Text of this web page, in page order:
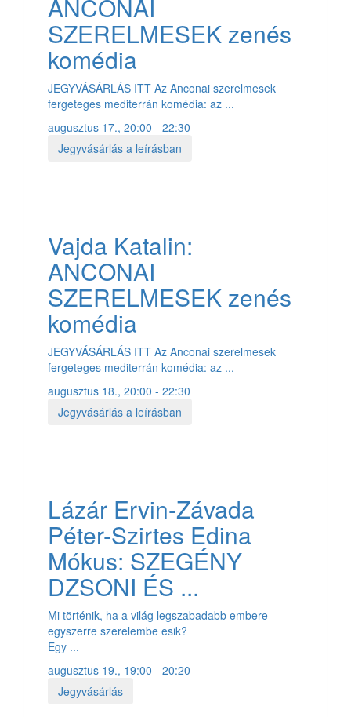
ANCONAI
SZERELMESEK zenés
komédia
JEGYVÁSÁRLÁS ITT Az Anconai szerelmesek
fergeteges mediterrán komédia: az ...
augusztus 17., 20:00 - 22:30
Jegyvásárlás a leírásban
Vajda Katalin:
ANCONAI
SZERELMESEK zenés
komédia
JEGYVÁSÁRLÁS ITT Az Anconai szerelmesek
fergeteges mediterrán komédia: az ...
augusztus 18., 20:00 - 22:30
Jegyvásárlás a leírásban
Lázár Ervin-Závada
Péter-Szirtes Edina
Mókus: SZEGÉNY
DZSONI ÉS ...
Mi történik, ha a világ legszabadabb embere
egyszerre szerelembe esik?
Egy ...
augusztus 19., 19:00 - 20:20
Jegyvásárlás